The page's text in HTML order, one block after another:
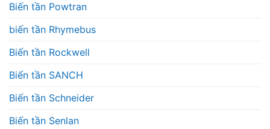
Biến tần Powtran
biến tần Rhymebus
Biến tần Rockwell
Biến tần SANCH
Biến tần Schneider
Biến tần Senlan